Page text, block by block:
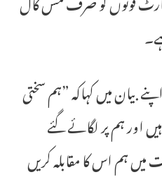
بیان میں کہاکہ ”ہم سختی
ہم پر لگائے گئے
میں ہم اس کا مقابلہ کریں